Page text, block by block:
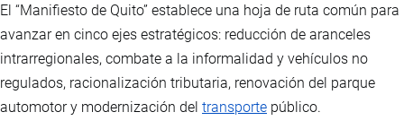
El “Manifiesto de Quito” establece una hoja de ruta común para
avanzar en cinco ejes estratégicos: reducción de aranceles
intrarregionales, combate a la informalidad y vehículos no
regulados, racionalización tributaria, renovación del parque
automotor y modernización del transporte público.